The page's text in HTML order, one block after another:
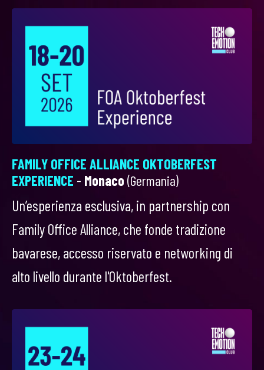
FAMILY OFFICE ALLIANCE OKTOBERFEST
EXPERIENCE - Monaco (Germania)
Un’esperienza esclusiva, in partnership con
Family Office Alliance, che fonde tradizione
bavarese, accesso riservato e networking di
alto livello durante l'Oktoberfest.